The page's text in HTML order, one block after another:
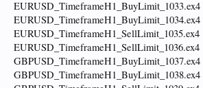
EURUSD_TimeframeH1_BuyLimit_1033.ex4
EURUSD_TimeframeH1_BuyLimit_1034.ex4
EURUSD_TimeframeH1_SellLimit_1035.ex4
EURUSD_TimeframeH1_SellLimit_1036.ex4
GBPUSD_TimeframeH1_BuyLimit_1037.ex4
GBPUSD_TimeframeH1_BuyLimit_1038.ex4